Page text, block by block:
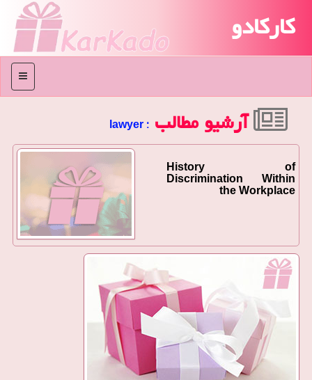
کارکادو
منو
آرشیو مطالب : lawyer
History of
Discrimination Within
the Workplace